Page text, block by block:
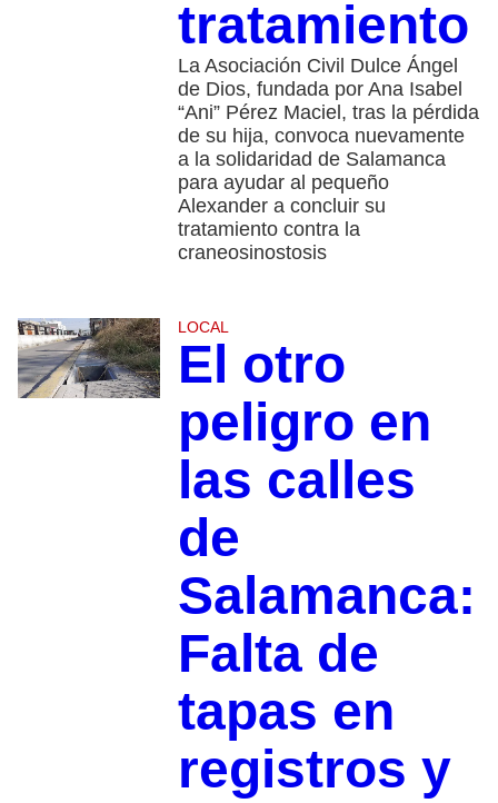
tratamiento
La Asociación Civil Dulce Ángel
de Dios, fundada por Ana Isabel
“Ani” Pérez Maciel, tras la pérdida
de su hija, convoca nuevamente
a la solidaridad de Salamanca
para ayudar al pequeño
Alexander a concluir su
tratamiento contra la
craneosinostosis
LOCAL
El otro
peligro en
las calles
de
Salamanca:
Falta de
tapas en
registros y